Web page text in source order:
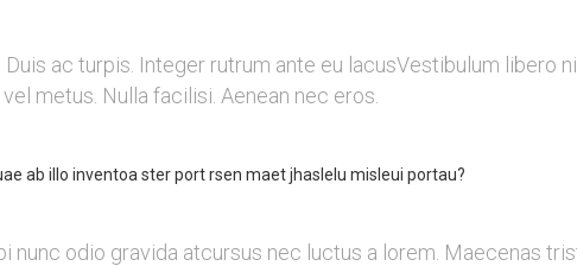
ac turpis. Integer rutrum ante eu lacusVestibulum libero
metus. Nulla facilisi. Aenean nec eros.
ab illo inventoa ster port rsen maet jhaslelu misleui portau?
nunc odio gravida atcursus nec luctus a lorem. Maecenas